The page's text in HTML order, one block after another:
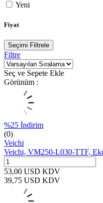
Yeni
Fiyat
Seçimi Filtrele
Filtre
Seç ve Sepete Ekle
Görünüm :
%25 İndirim
(0)
Veichi
Veichi, VM250-L030-TTF,
53,00 USD KDV
39,75 USD KDV